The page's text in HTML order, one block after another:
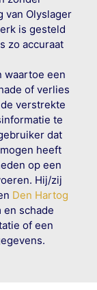
van Olyslager
is gesteld
zo accuraat
waartoe een
of verlies
verstrekte
te
dat
heeft
op een
Hij/zij
Den Hartog
schade
of een